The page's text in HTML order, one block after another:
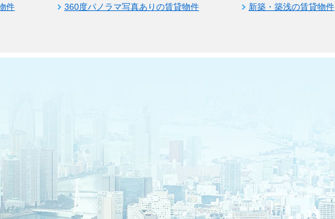
件 360度パノラマ写真ありの賃貸物件
新築・築浅の賃貸物件